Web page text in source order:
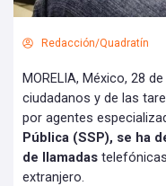
Redacción/Quadratín
MORELIA, México, 28
ciudadanos y de las
por agentes
Pública (SSP), se ha
de llamadas
extranjero.